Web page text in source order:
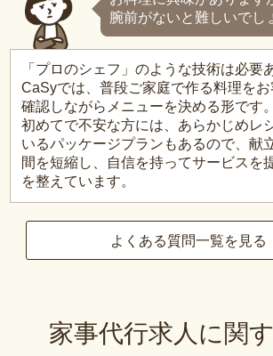
腕前がないと難しいでし
「プロのシェフ」のような技術は必要
CaSyでは、普段ご家庭で作る料理を
確認しながらメニューを決める形です。
初めてで不安な方には、あらかじめレ
いるパッケージプランもあるので、献
間を短縮し、自信を持ってサービスを
を整えています。
よくある質問一覧を見る
家事代行求人に関